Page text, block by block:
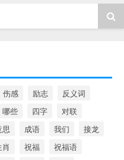
伤感 励志
反义词
哪些 四字
对联
思 成语 我们
接龙
祝福
祝福语